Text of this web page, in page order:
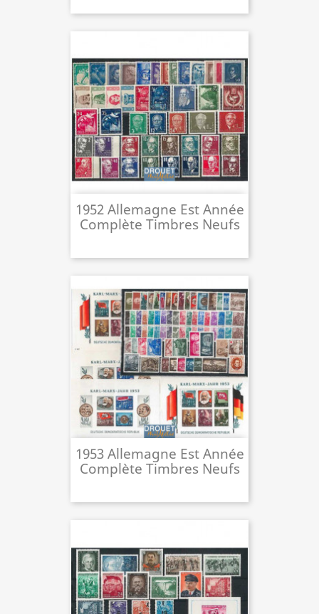
1952 Allemagne Est Année
Complète Timbres Neufs
1953 Allemagne Est Année
Complète Timbres Neufs